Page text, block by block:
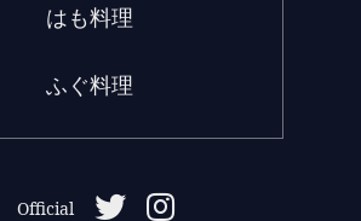
はも料理
ふぐ料理
Official